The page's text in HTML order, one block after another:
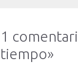
1
tiempo»